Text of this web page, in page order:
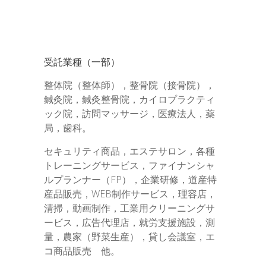
受託業種（一部）
整体院（整体師），整骨院（接骨院），
鍼灸院，鍼灸整骨院，カイロプラクティ
ック院，訪問マッサージ，医療法人，薬
局，歯科。
セキュリティ商品，エステサロン，各種
トレーニングサービス，ファイナンシャ
ルプランナー（FP），企業研修，道産特
産品販売，WEB制作サービス，理容店，
清掃，動画制作，工業用クリーニングサ
ービス，広告代理店，就労支援施設，測
量，農家（野菜生産），貸し会議室，エ
コ商品販売 他。